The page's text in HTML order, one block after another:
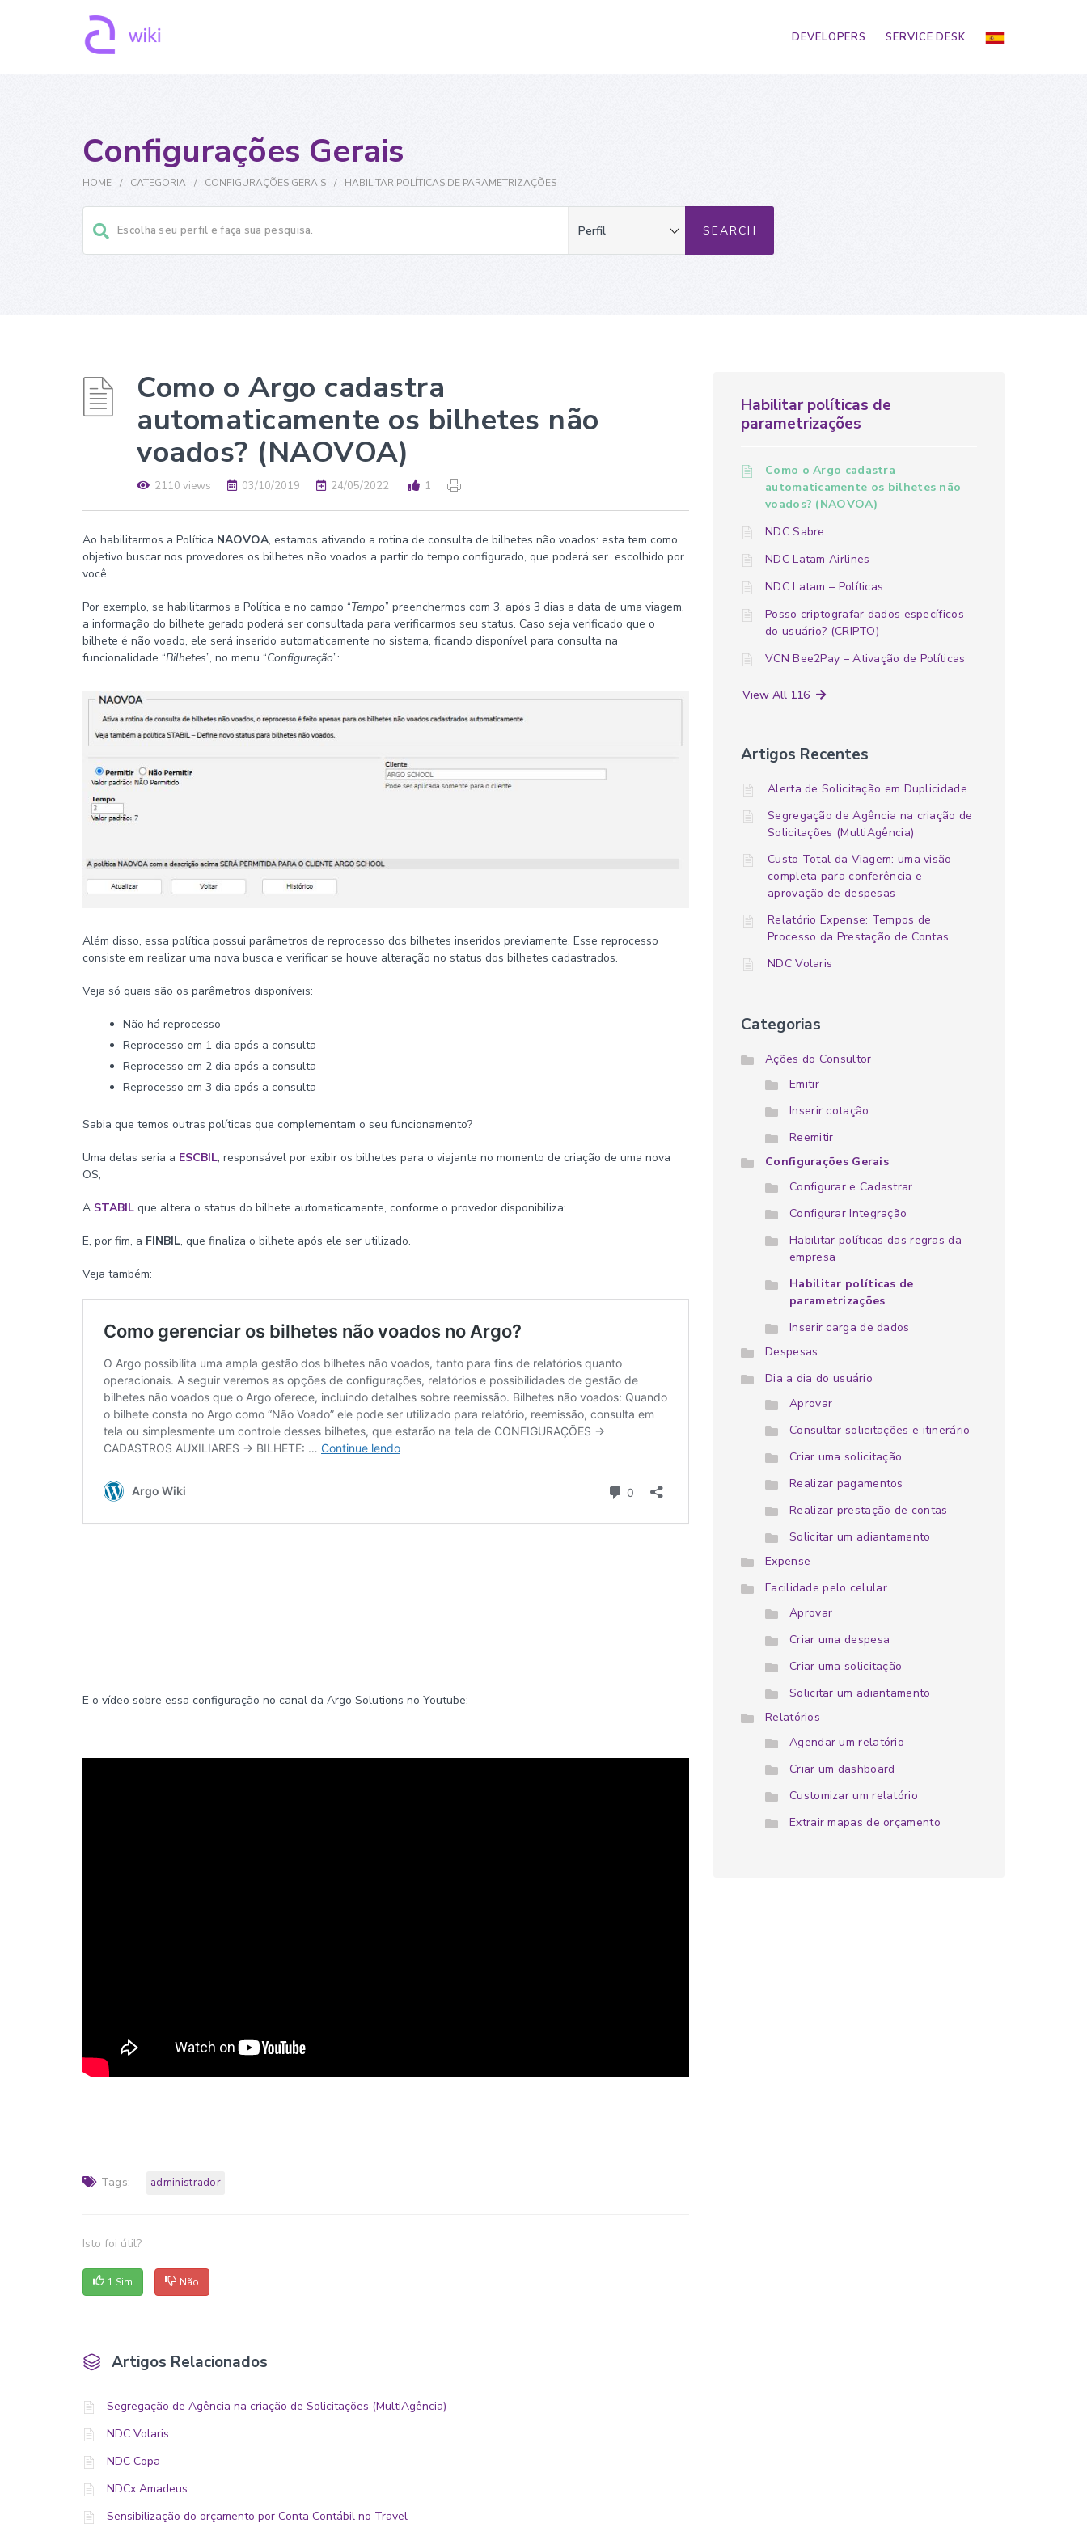
DEVELOPERS SERVICE DESK
Configurações Gerais
HOME / CATEGORIA / CONFIGURAÇÕES GERAIS / HABILITAR POLÍTICAS DE PARAMETRIZAÇÕES
Como o Argo cadastra
automaticamente os bilhetes não
voados? (NAOVOA)
2110 views 03/10/2019 24/05/2022 1
Ao habilitarmos a Política NAOVOA, estamos ativando a rotina de consulta de bilhetes não voados: esta tem como
objetivo buscar nos provedores os bilhetes não voados a partir do tempo configurado, que poderá ser escolhido por
você.
Por exemplo, se habilitarmos a Política e no campo “Tempo” preenchermos com 3, após 3 dias a data de uma viagem,
a informação do bilhete gerado poderá ser consultada para verificarmos seu status. Caso seja verificado que o
bilhete é não voado, ele será inserido automaticamente no sistema, ficando disponível para consulta na
funcionalidade “Bilhetes”, no menu “Configuração”:
Além disso, essa política possui parâmetros de reprocesso dos bilhetes inseridos previamente. Esse reprocesso
consiste em realizar uma nova busca e verificar se houve alteração no status dos bilhetes cadastrados.
Veja só quais são os parâmetros disponíveis:
Não há reprocesso
Reprocesso em 1 dia após a consulta
Reprocesso em 2 dia após a consulta
Reprocesso em 3 dia após a consulta
Sabia que temos outras políticas que complementam o seu funcionamento?
Uma delas seria a ESCBIL, responsável por exibir os bilhetes para o viajante no momento de criação de uma nova
OS;
A STABIL que altera o status do bilhete automaticamente, conforme o provedor disponibiliza;
E, por fim, a FINBIL, que finaliza o bilhete após ele ser utilizado.
Veja também:
E o vídeo sobre essa configuração no canal da Argo Solutions no Youtube:
Tags: administrador
Isto foi útil?
1 Sim Não
Artigos Relacionados
Segregação de Agência na criação de Solicitações (MultiAgência)
NDC Volaris
NDC Copa
NDCx Amadeus
Sensibilização do orçamento por Conta Contábil no Travel
Habilitar políticas de
parametrizações
Como o Argo cadastra
automaticamente os bilhetes não
voados? (NAOVOA)
NDC Sabre
NDC Latam Airlines
NDC Latam – Políticas
Posso criptografar dados específicos
do usuário? (CRIPTO)
VCN Bee2Pay – Ativação de Políticas
View All 116
Artigos Recentes
Alerta de Solicitação em Duplicidade
Segregação de Agência na criação de
Solicitações (MultiAgência)
Custo Total da Viagem: uma visão
completa para conferência e
aprovação de despesas
Relatório Expense: Tempos de
Processo da Prestação de Contas
NDC Volaris
Categorias
Ações do Consultor
Emitir
Inserir cotação
Reemitir
Configurações Gerais
Configurar e Cadastrar
Configurar Integração
Habilitar políticas das regras da
empresa
Habilitar políticas de
parametrizações
Inserir carga de dados
Despesas
Dia a dia do usuário
Aprovar
Consultar solicitações e itinerário
Criar uma solicitação
Realizar pagamentos
Realizar prestação de contas
Solicitar um adiantamento
Expense
Facilidade pelo celular
Aprovar
Criar uma despesa
Criar uma solicitação
Solicitar um adiantamento
Relatórios
Agendar um relatório
Criar um dashboard
Customizar um relatório
Extrair mapas de orçamento